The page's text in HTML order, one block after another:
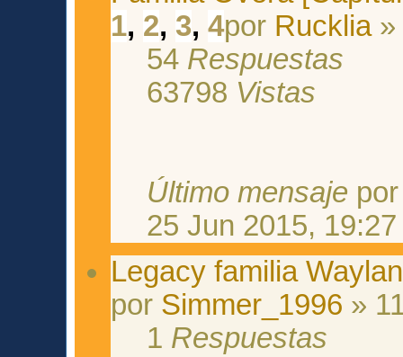
1, 2, 3,4por Rucklia»
54 Respuestas
63798 Vistas
Último mensaje
25 Jun 2015, 19:27
Legacy familia
por Simmer_1996 »
1 Respuestas